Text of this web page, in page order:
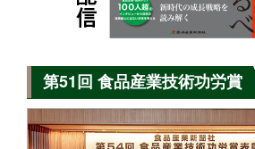
第51回 食品産業技術功労賞